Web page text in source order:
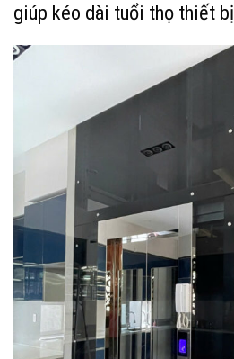
giúp kéo dài tuổi thọ thiết bị